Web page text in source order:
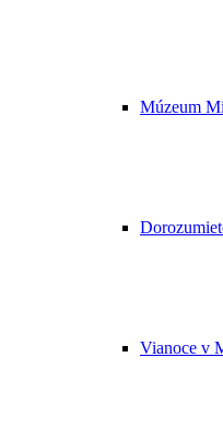
Múzeum
Vianoce v